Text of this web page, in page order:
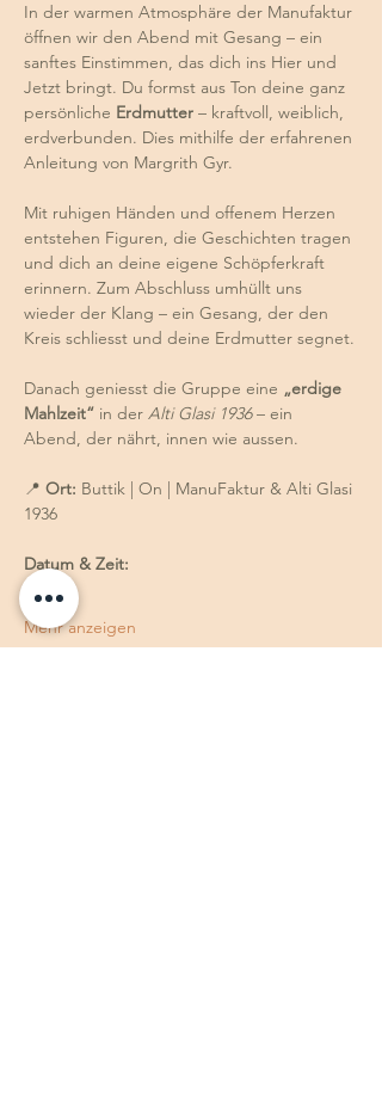
In der warmen Atmosphäre der Manufaktur
öffnen wir den Abend mit Gesang – ein
sanftes Einstimmen, das dich ins Hier und
Jetzt bringt. Du formst aus Ton deine ganz
persönliche Erdmutter – kraftvoll, weiblich,
erdverbunden. Dies mithilfe der erfahrenen
Anleitung von Margrith Gyr.
Mit ruhigen Händen und offenem Herzen
entstehen Figuren, die Geschichten tragen
und dich an deine eigene Schöpferkraft
erinnern. Zum Abschluss umhüllt uns
wieder der Klang – ein Gesang, der den
Kreis schliesst und deine Erdmutter segnet.
Danach geniesst die Gruppe eine „erdige
Mahlzeit“ in der Alti Glasi 1936 – ein
Abend, der nährt, innen wie aussen.
📍 Ort: Buttik | On | ManuFaktur & Alti Glasi
1936
Datum & Zeit:
Mehr anzeigen